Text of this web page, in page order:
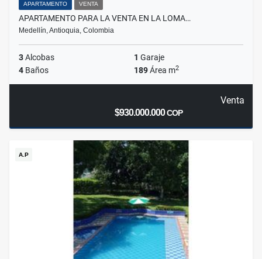
APARTAMENTO VENTA
APARTAMENTO PARA LA VENTA EN LA LOMA…
Medellín, Antioquia, Colombia
3Alcobas 1 Garaje
4 Baños 189Área m2
Venta
$930.000.000COP
A.P